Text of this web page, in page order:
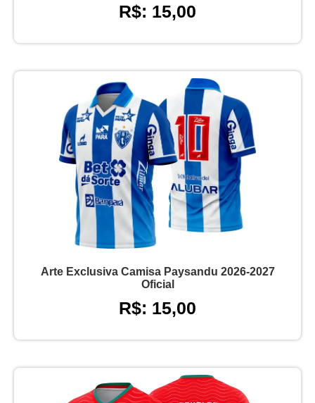
R$: 15,00
Arte Exclusiva Camisa Paysandu 2026-2027
Oficial
R$: 15,00